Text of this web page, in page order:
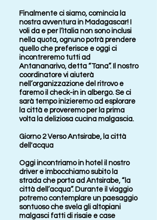
Finalmente ci siamo, comincia la
nostra avventura in Madagascar! I
voli da e per l’Italia non sono inclusi
nella quota, ognuno potrà prendere
quello che preferisce e oggi ci
incontreremo tutti ad
Antananarivo, detta “Tana”. Il nostro
coordinatore vi aiuterà
nell’organizzazione del ritrovo e
faremo il check-in in albergo. Se ci
sarà tempo inizieremo ad esplorare
la città e proveremo per la prima
volta la deliziosa cucina malgascia.
Giorno 2 Verso Antsirabe, la città
dell'acqua
Oggi incontriamo in hotel il nostro
driver e imbocchiamo subito la
strada che porta ad Antsirabe, “la
città dell’acqua”. Durante il viaggio
potremo contemplare un paesaggio
sontuoso che svela gli altopiani
malgasci fatti di risaie e case